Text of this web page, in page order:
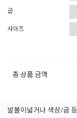
굽
사이즈
총 상품 금액
발볼이넓거나 색상/굽